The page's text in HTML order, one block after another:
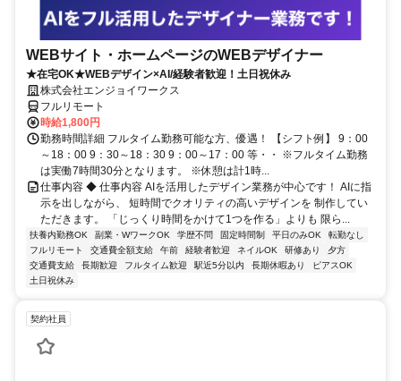
WEBサイト・ホームページのWEBデザイナー
★在宅OK★WEBデザイン×AI/経験者歓迎！土日祝休み
株式会社エンジョイワークス
フルリモート
時給1,800円
勤務時間詳細 フルタイム勤務可能な方、優遇！ 【シフト例】 9：00
～18：00 9：30～18：30 9：00～17：00 等・・ ※フルタイム勤務
は実働7時間30分となります。 ※休憩は計1時...
仕事内容 ◆ 仕事内容 AIを活用したデザイン業務が中心です！ AIに指
示を出しながら、 短時間でクオリティの高いデザインを 制作してい
ただきます。 「じっくり時間をかけて1つを作る」よりも 限ら...
扶養内勤務OK 副業・WワークOK 学歴不問 固定時間制 平日のみOK
転勤なし
フルリモート
交通費全額支給 午前 経験者歓迎 ネイルOK 研修あり
夕方
交通費支給
長期歓迎 フルタイム歓迎 駅近5分以内 長期休暇あり
ピアスOK
土日祝休み
契約社員